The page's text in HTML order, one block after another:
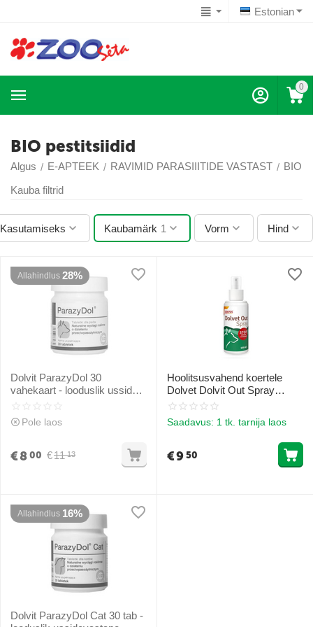
Estonian
0
BIO pestitsiidid
Algus / E-APTEEK / RAVIMID PARASIIITIDE VASTAST / BIO
Kauba filtrid
Kasutamiseks Kaubamärk 1 Vorm Hind
Allahindlus 28%
Dolvit ParazyDol 30
vahekaart - looduslik usside
Pole laos
€11 13
€800
Hoolitsusvahend koertele
Dolvet Dolvit Out Spray
150ml - putukate tõrjevahend
Saadavus: 1 tk. tarnija laos
€950
Allahindlus 16%
Dolvit ParazyDol Cat 30 tab -